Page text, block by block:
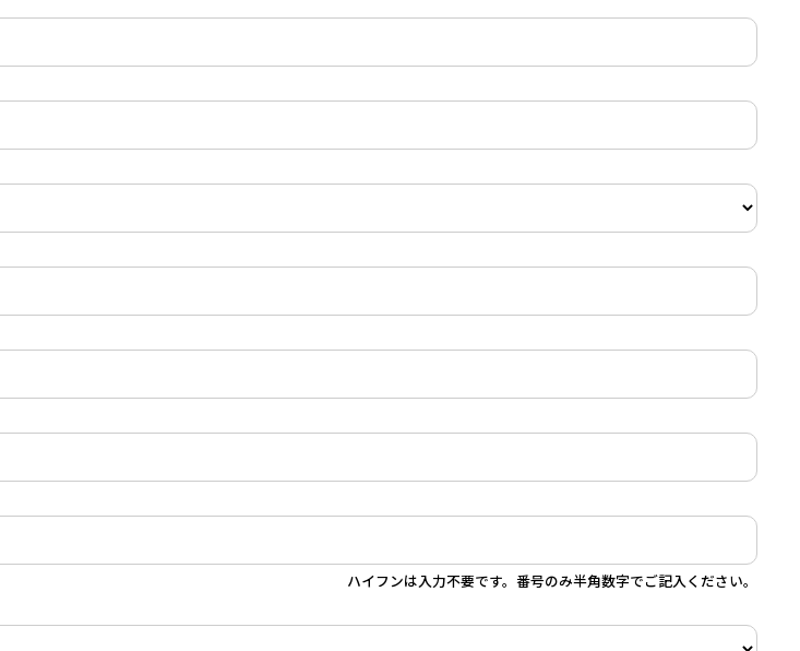
ハイフンは入力不要です。番号のみ半角数字でご記入ください。